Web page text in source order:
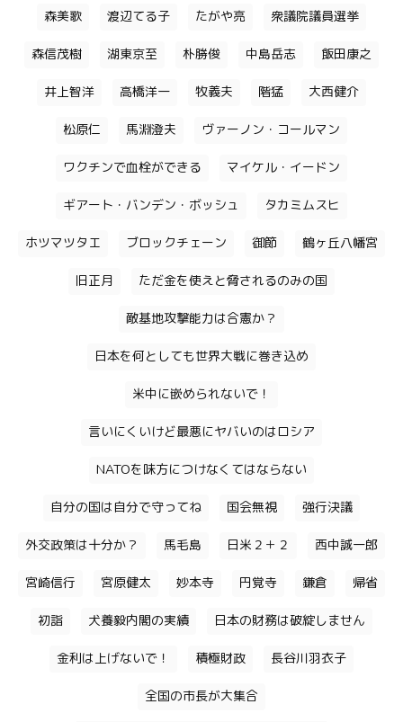
森美歌 渡辺てる子 たがや亮 衆議院議員選挙
森信茂樹 湖東京至 朴勝俊 中島岳志 飯田康之
井上智洋 高橋洋一 牧義夫 階猛 大西健介
松原仁 馬淵澄夫 ヴァーノン・コールマン
ワクチンで血栓ができる マイケル・イードン
ギアート・バンデン・ボッシュ タカミムスヒ
ホツマツタエ ブロックチェーン 御節 鶴ヶ丘八幡宮
旧正月 ただ金を使えと脅されるのみの国
敵基地攻撃能力は合憲か？
日本を何としても世界大戦に巻き込め
米中に嵌められないで！
言いにくいけど最悪にヤバいのはロシア
NATOを味方につけなくてはならない
自分の国は自分で守ってね 国会無視 強行決議
外交政策は十分か？ 馬毛島 日米２＋２ 西中誠一郎
宮崎信行 宮原健太 妙本寺 円覚寺 鎌倉 帰省
初詣 犬養毅内閣の実績 日本の財務は破綻しません
金利は上げないで！ 積極財政 長谷川羽衣子
全国の市長が大集合